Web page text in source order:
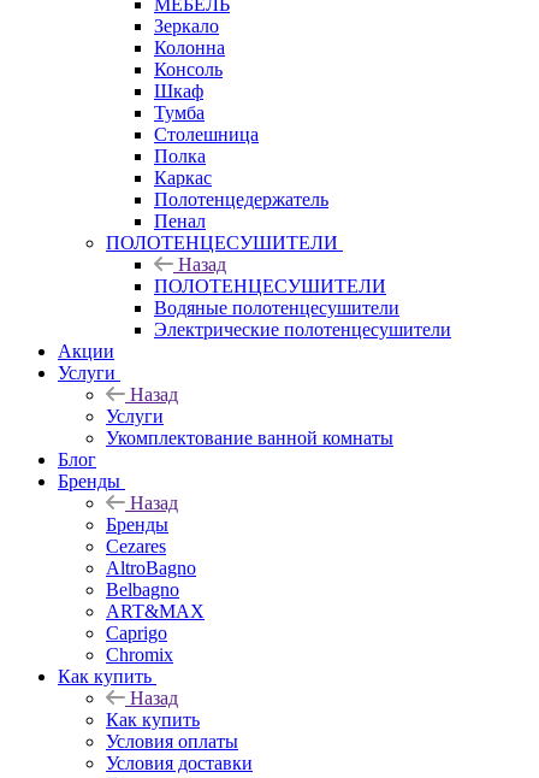
МЕБЕЛЬ
Зеркало
Колонна
Консоль
Шкаф
Тумба
Столешница
Полка
Каркас
Полотенцедержатель
Пенал
ПОЛОТЕНЦЕСУШИТЕЛИ
Назад
ПОЛОТЕНЦЕСУШИТЕЛИ
Водяные полотенцесушители
Электрические полотенцесушители
Акции
Услуги
Назад
Услуги
Укомплектование ванной комнаты
Блог
Бренды
Назад
Бренды
Cezares
AltroBagno
Belbagno
ART&MAX
Caprigo
Chromix
Как купить
Назад
Как купить
Условия оплаты
Условия доставки